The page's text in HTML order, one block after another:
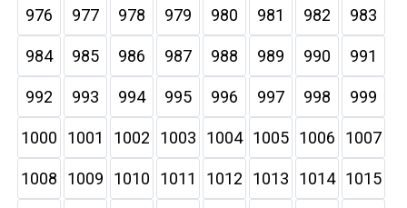
976 977 978 979 980 981 982 983
984 985 986 987 988 989 990 991
992 993 994 995 996 997 998 999
1000 1001 1002 1003 1004 1005 1006 1007
1008 1009 1010 1011 1012 1013 1014 1015